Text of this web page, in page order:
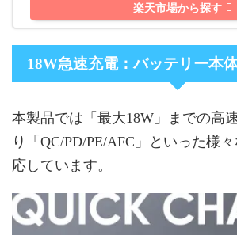
楽天市場から探す
18W急速充電：バッテリー本
本製品では「最大18W」までの高
り「QC/PD/PE/AFC」といった様
応しています。